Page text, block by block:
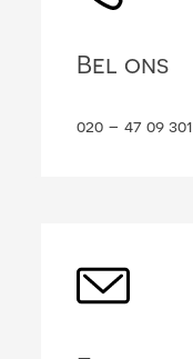
Bel ons
020 – 47 09 301